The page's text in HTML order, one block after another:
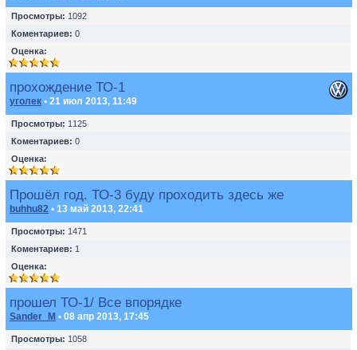
Просмотры: 1092
Коментариев: 0
Оценка:
прохождение ТО-1
уголек • 21 июл 2013, 11:49
Просмотры: 1125
Коментариев: 0
Оценка:
Прошёл год. ТО-3 буду проходить здесь же
buhhu82 • 13 май 2013, 22:41
Просмотры: 1471
Коментариев: 1
Оценка:
прошел ТО-1/ Все впорядке
Sander_M • 08 апр 2013, 17:45
Просмотры: 1058